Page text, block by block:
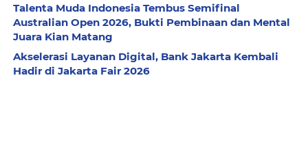
Talenta Muda Indonesia Tembus Semifinal
Australian Open 2026, Bukti Pembinaan dan Mental
Juara Kian Matang
Akselerasi Layanan Digital, Bank Jakarta Kembali
Hadir di Jakarta Fair 2026